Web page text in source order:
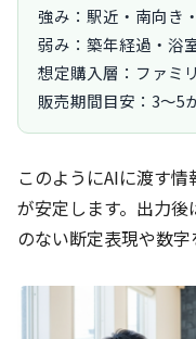
強み：駅近・南向き
弱み：築年経過・浴
想定購入層：ファミ
販売期間目安：3〜5
このようにAIに渡す
が安定します。出力
のない断定表現や数字